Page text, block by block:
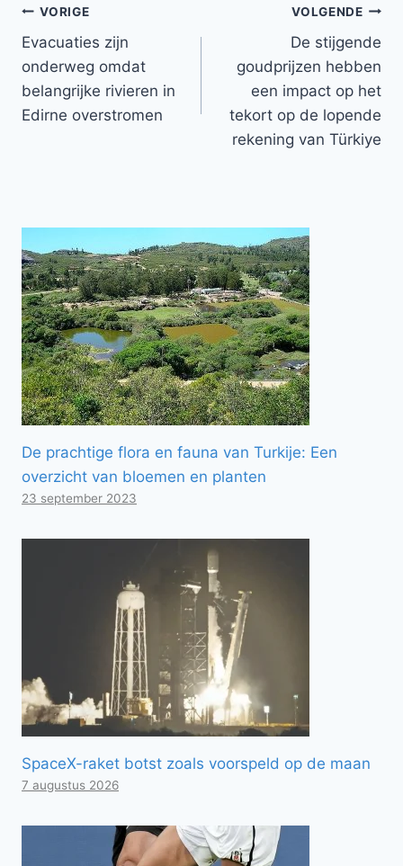
Bericht
navigatie
VORIGE
Evacuaties zijn
onderweg omdat
belangrijke rivieren in
Edirne overstromen
VOLGENDE
De stijgende
goudprijzen hebben
een impact op het
tekort op de lopende
rekening van Türkiye
De prachtige flora en fauna van Turkije: Een
overzicht van bloemen en planten
23 september 2023
SpaceX-raket botst zoals voorspeld op de maan
7 augustus 2026